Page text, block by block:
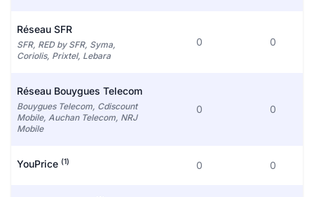
Réseau SFR
SFR, RED by SFR, Syma,
Coriolis, Prixtel, Lebara
0 0
Réseau Bouygues Telecom
Bouygues Telecom, Cdiscount
Mobile, Auchan Telecom, NRJ
Mobile
0 0
YouPrice (1) 0 0